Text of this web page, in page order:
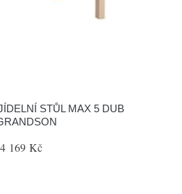
STŮL MAX 5 DUB
4 169 Kč